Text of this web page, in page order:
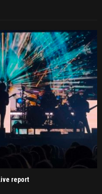
report